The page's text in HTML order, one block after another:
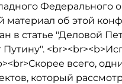
Федерального
материал об этой
в статье "Деловой
Путину".
всего,
который